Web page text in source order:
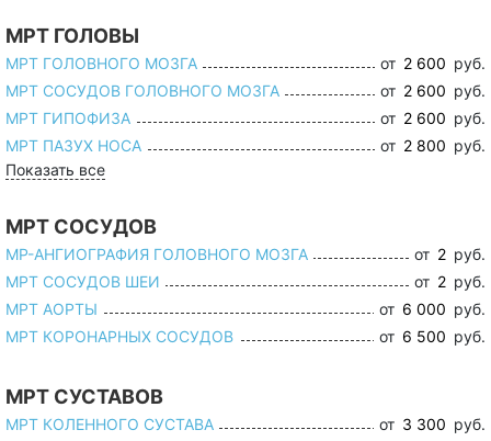
МРТ ГОЛОВЫ
МРТ ГОЛОВНОГО МОЗГА от 2 600 руб.
МРТ СОСУДОВ ГОЛОВНОГО МОЗГА
от 2 600 руб.
МРТ ГИПОФИЗА
от 2 600 руб.
МРТ ПАЗУХ НОСА
от 2 800 руб.
Показать все
МРТ СОСУДОВ
МР-АНГИОГРАФИЯ ГОЛОВНОГО МОЗГА от 2 руб.
МРТ СОСУДОВ ШЕИ
от 2 руб.
МРТ АОРТЫ
от 6 000 руб.
МРТ КОРОНАРНЫХ СОСУДОВ
от 6 500 руб.
МРТ СУСТАВОВ
МРТ КОЛЕННОГО СУСТАВА от 3 300 руб.